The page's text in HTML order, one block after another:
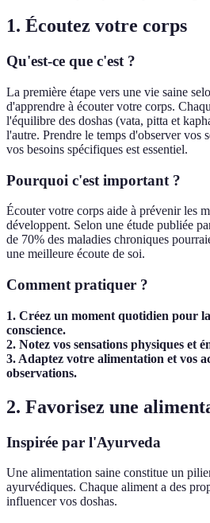
1. Écoutez votre corps
Qu'est-ce que c'est ?
La première étape vers une vie saine
d'apprendre à écouter votre corps.
l'équilibre des doshas (vata, pitta et
l'autre. Prendre le temps d'observer vos
vos besoins spécifiques est essentiel.
Pourquoi c'est important ?
Écouter votre corps aide à prévenir les
développent. Selon une étude publiée
de 70% des maladies chroniques
une meilleure écoute de soi.
Comment pratiquer ?
1. Créez un moment quotidien pour
conscience.
2. Notez vos sensations physiques et
3. Adaptez votre alimentation et vos
observations.
2. Favorisez une
Inspirée par l'Ayurveda
Une alimentation saine constitue un
ayurvédiques. Chaque aliment a des
influencer vos doshas.